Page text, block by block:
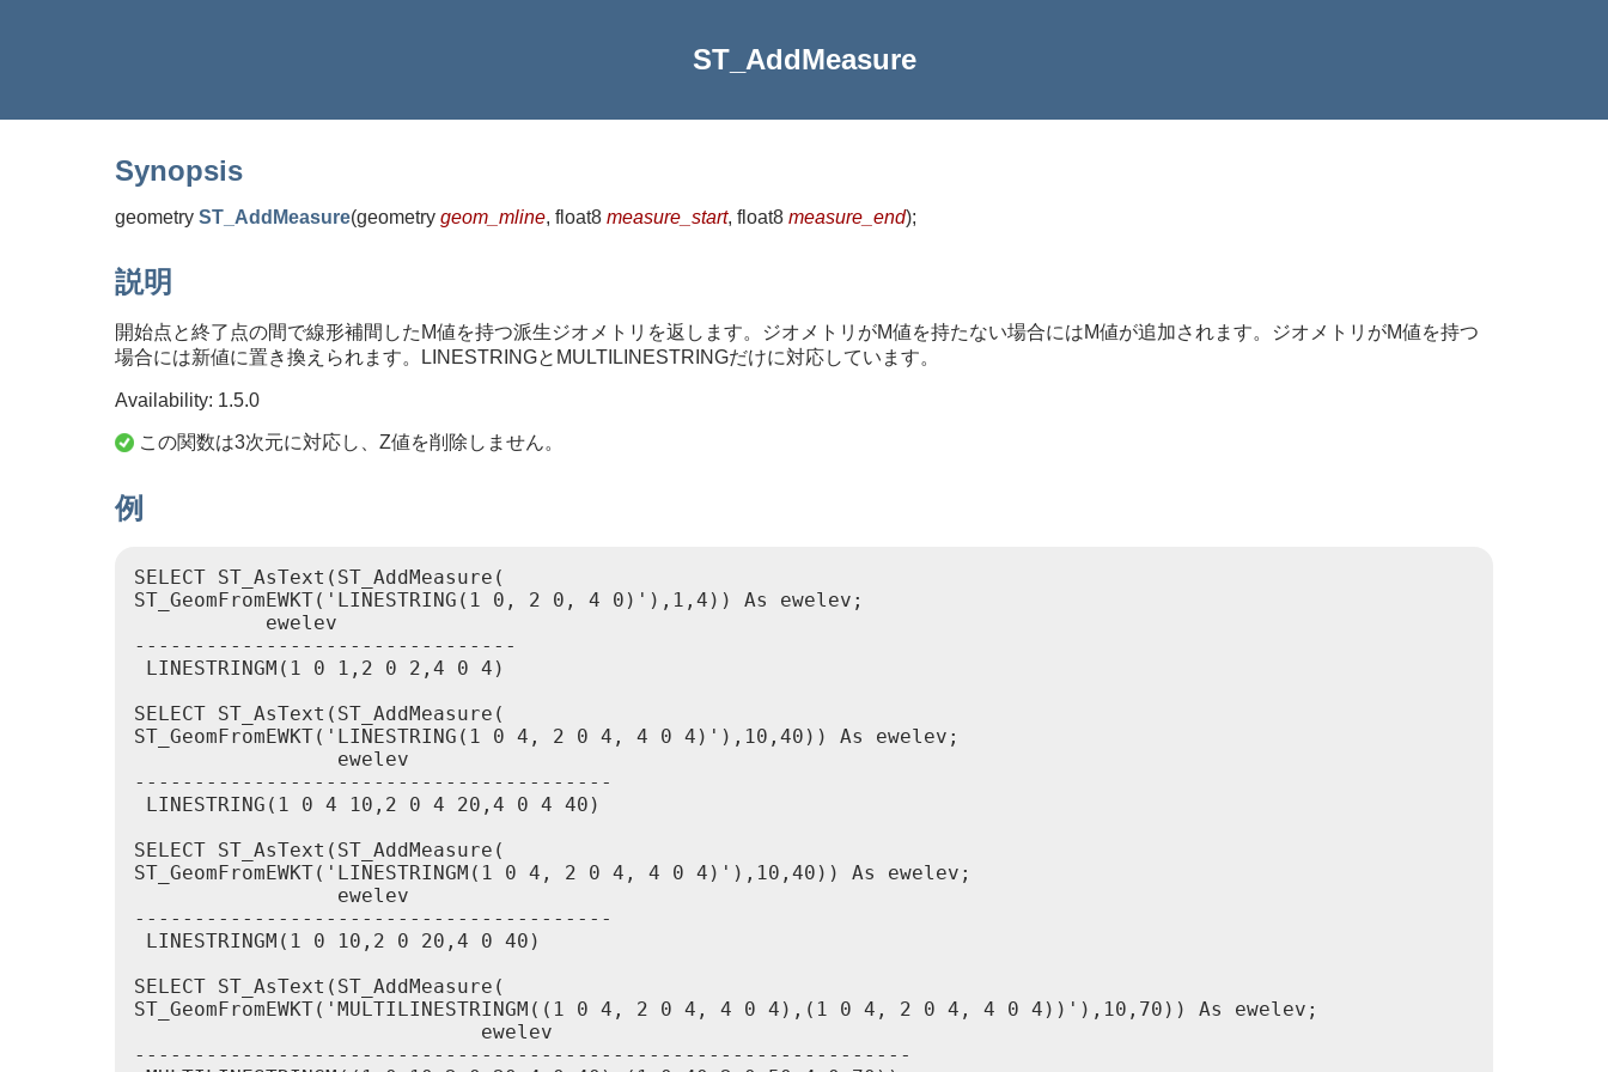
ST_AddMeasure
Synopsis
geometry ST_AddMeasure(geometry geom_mline, float8 measure_start, float8 measure_end);
説明
開始点と終了点の間で線形補間したM値を持つ派生ジオメトリを返します。ジオメトリがM値を持たない場合にはM値が追加されます。ジオメトリがM値を持つ
場合には新値に置き換えられます。LINESTRINGとMULTILINESTRINGだけに対応しています。
Availability: 1.5.0
この関数は3次元に対応し、Z値を削除しません。
例
SELECT ST_AsText(ST_AddMeasure(
ST_GeomFromEWKT('LINESTRING(1 0, 2 0, 4 0)'),1,4)) As ewelev;
           ewelev
--------------------------------
LINESTRINGM(1 0 1,2 0 2,4 0 4)
SELECT ST_AsText(ST_AddMeasure(
ST_GeomFromEWKT('LINESTRING(1 0 4, 2 0 4, 4 0 4)'),10,40)) As ewelev;
                 ewelev
----------------------------------------
LINESTRING(1 0 4 10,2 0 4 20,4 0 4 40)
SELECT ST_AsText(ST_AddMeasure(
ST_GeomFromEWKT('LINESTRINGM(1 0 4, 2 0 4, 4 0 4)'),10,40)) As ewelev;
                 ewelev
----------------------------------------
LINESTRINGM(1 0 10,2 0 20,4 0 40)
SELECT ST_AsText(ST_AddMeasure(
ST_GeomFromEWKT('MULTILINESTRINGM((1 0 4, 2 0 4, 4 0 4),(1 0 4, 2 0 4, 4 0 4))'),10,70)) As ewelev;
                             ewelev
-----------------------------------------------------------------